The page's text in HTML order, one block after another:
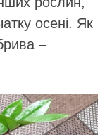
осені. Як
–